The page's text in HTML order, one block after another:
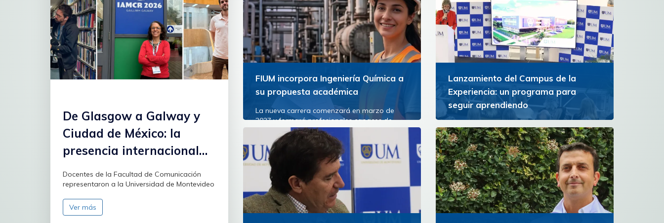
De Glasgow a Galway y
Ciudad de México: la
presencia internacional
de FCOM
Docentes de la Facultad de Comunicación
representaron a la Universidad de Montevideo
Ver más
FIUM incorpora Ingeniería Química a
su propuesta académica
La nueva carrera comenzará en marzo de
2027 y formará profesionales capaces de
diseñar, transformar y optimizar los procesos
industriales que están...
Ver más
Lanzamiento del Campus de la
Experiencia: un programa para
seguir aprendiendo
reflexión para personas con experiencia que
buscan ampliar horizontes y continuar
creciendo personal e...
Ver más